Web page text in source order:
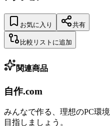
お気に入り 共有
比較リストに追加
関連商品
自作.com
みんなで作る、理想のPC環境
目指しましょう。